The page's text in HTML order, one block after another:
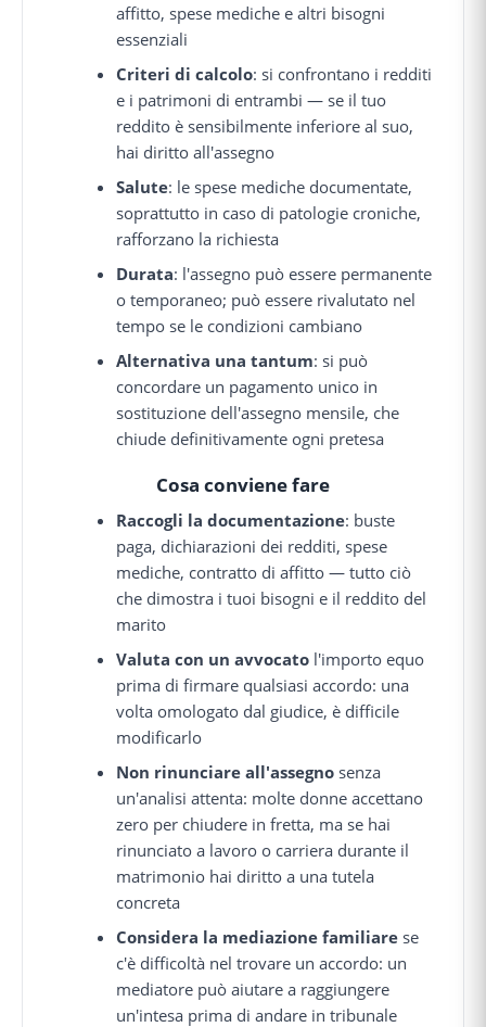
affitto, spese mediche e altri bisogni
essenziali
Criteri di calcolo: si confrontano i redditi
e i patrimoni di entrambi — se il tuo
reddito è sensibilmente inferiore al suo,
hai diritto all'assegno
Salute: le spese mediche documentate,
soprattutto in caso di patologie croniche,
rafforzano la richiesta
Durata: l'assegno può essere permanente
o temporaneo; può essere rivalutato nel
tempo se le condizioni cambiano
Alternativa una tantum: si può
concordare un pagamento unico in
sostituzione dell'assegno mensile, che
chiude definitivamente ogni pretesa
Cosa conviene fare
Raccogli la documentazione: buste
paga, dichiarazioni dei redditi, spese
mediche, contratto di affitto — tutto ciò
che dimostra i tuoi bisogni e il reddito del
marito
Valuta con un avvocato l'importo equo
prima di firmare qualsiasi accordo: una
volta omologato dal giudice, è difficile
modificarlo
Non rinunciare all'assegno senza
un'analisi attenta: molte donne accettano
zero per chiudere in fretta, ma se hai
rinunciato a lavoro o carriera durante il
matrimonio hai diritto a una tutela
concreta
Considera la mediazione familiare se
c'è difficoltà nel trovare un accordo: un
mediatore può aiutare a raggiungere
un'intesa prima di andare in tribunale